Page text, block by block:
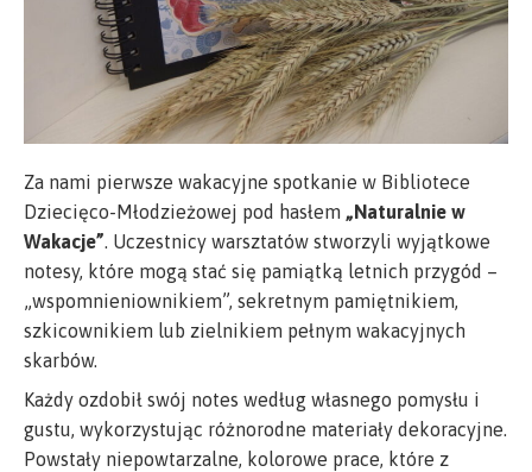
Za nami pierwsze wakacyjne spotkanie w Bibliotece
Dziecięco-Młodzieżowej pod hasłem „Naturalnie w
Wakacje”. Uczestnicy warsztatów stworzyli wyjątkowe
notesy, które mogą stać się pamiątką letnich przygód –
„wspomnieniownikiem”, sekretnym pamiętnikiem,
szkicownikiem lub zielnikiem pełnym wakacyjnych
skarbów.
Każdy ozdobił swój notes według własnego pomysłu i
gustu, wykorzystując różnorodne materiały dekoracyjne.
Powstały niepowtarzalne, kolorowe prace, które z